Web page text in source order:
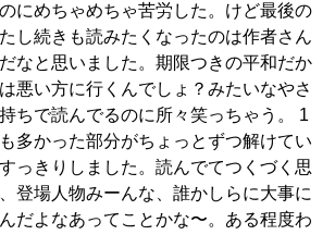
にめちゃめちゃ苦労した。けど最後の
し続きも読みたくなったのは作者さん
なと思いました。期限つきの平和だか
悪い方に行くんでしょ？みたいなやさ
ちで読んでるのに所々笑っちゃう。 1
多かった部分がちょっとずつ解けてい
っきりしました。読んでてつくづく思
登場人物みーんな、誰かしらに大事に
だよなあってことかな〜。ある程度わ